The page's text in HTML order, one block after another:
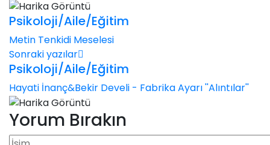
Psikoloji/Aile/Eğitim
Metin Tenkidi Meselesi
Sonraki yazılar
Psikoloji/Aile/Eğitim
Hayati İnanç&Bekir Develi - Fabrika Ayarı ''Alıntılar''
Yorum Bırakın